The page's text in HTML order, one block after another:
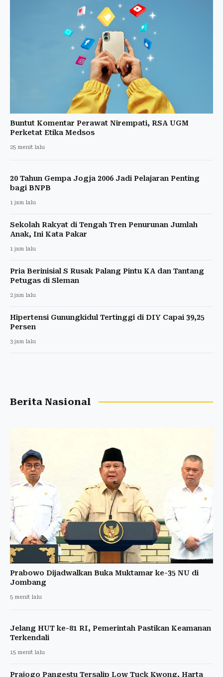
Buntut Komentar Perawat Nirempati, RSA UGM
Perketat Etika Medsos
25 menit lalu
20 Tahun Gempa Jogja 2006 Jadi Pelajaran Penting
bagi BNPB
1 jam lalu
Sekolah Rakyat di Tengah Tren Penurunan Jumlah
Anak, Ini Kata Pakar
1 jam lalu
Pria Berinisial S Rusak Palang Pintu KA dan Tantang
Petugas di Sleman
2 jam lalu
Hipertensi Gunungkidul Tertinggi di DIY Capai 39,25
Persen
3 jam lalu
Berita Nasional
Prabowo Dijadwalkan Buka Muktamar ke-35 NU di
Jombang
5 menit lalu
Jelang HUT ke-81 RI, Pemerintah Pastikan Keamanan
Terkendali
15 menit lalu
Prajogo Pangestu Tersalip Low Tuck Kwong, Harta